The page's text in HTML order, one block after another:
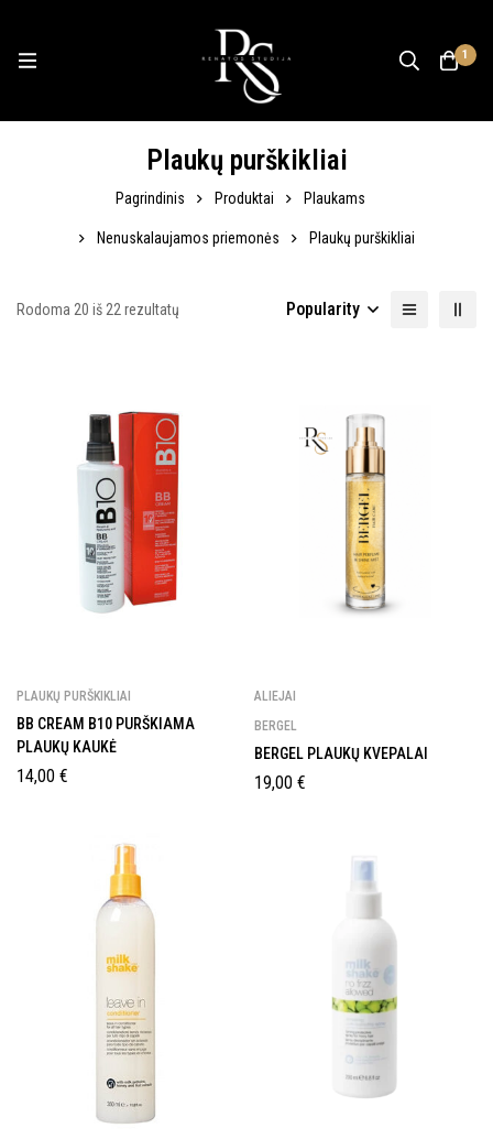
1
Plaukų purškikliai
Pagrindinis Produktai Plaukams
Nenuskalaujamos priemonės Plaukų purškikliai
Rodoma 20 iš 22 rezultatų Popularity
PLAUKŲ PURŠKIKLIAI
BB CREAM B10 PURŠKIAMA
PLAUKŲ KAUKĖ
14,00 €
ALIEJAI
BERGEL
BERGEL PLAUKŲ KVEPALAI
19,00 €